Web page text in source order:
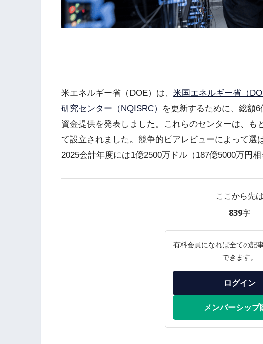
米エネルギー省（DOE）は、 米国エネルギー省（
研究センター（NQISRC）
を更新するために、総額
資金提供を発表しました。これらのセンターは、も
て設立されました。競争的ピアレビューによって選
2025会計年度には1億2500万ドル（187億5000万円
ここから先は
839字
有料会員になれば全ての記
できます。
ログイン
メンバーシップ